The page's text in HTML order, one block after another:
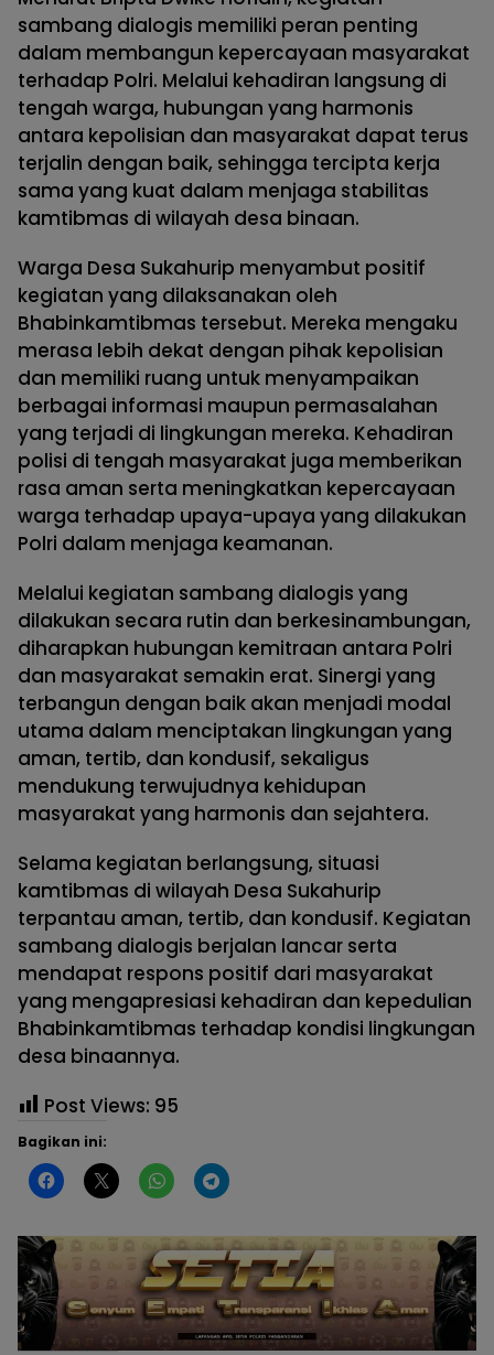
sambang dialogis memiliki peran penting
dalam membangun kepercayaan masyarakat
terhadap Polri. Melalui kehadiran langsung di
tengah warga, hubungan yang harmonis
antara kepolisian dan masyarakat dapat terus
terjalin dengan baik, sehingga tercipta kerja
sama yang kuat dalam menjaga stabilitas
kamtibmas di wilayah desa binaan.
Warga Desa Sukahurip menyambut positif
kegiatan yang dilaksanakan oleh
Bhabinkamtibmas tersebut. Mereka mengaku
merasa lebih dekat dengan pihak kepolisian
dan memiliki ruang untuk menyampaikan
berbagai informasi maupun permasalahan
yang terjadi di lingkungan mereka. Kehadiran
polisi di tengah masyarakat juga memberikan
rasa aman serta meningkatkan kepercayaan
warga terhadap upaya-upaya yang dilakukan
Polri dalam menjaga keamanan.
Melalui kegiatan sambang dialogis yang
dilakukan secara rutin dan berkesinambungan,
diharapkan hubungan kemitraan antara Polri
dan masyarakat semakin erat. Sinergi yang
terbangun dengan baik akan menjadi modal
utama dalam menciptakan lingkungan yang
aman, tertib, dan kondusif, sekaligus
mendukung terwujudnya kehidupan
masyarakat yang harmonis dan sejahtera.
Selama kegiatan berlangsung, situasi
kamtibmas di wilayah Desa Sukahurip
terpantau aman, tertib, dan kondusif. Kegiatan
sambang dialogis berjalan lancar serta
mendapat respons positif dari masyarakat
yang mengapresiasi kehadiran dan kepedulian
Bhabinkamtibmas terhadap kondisi lingkungan
desa binaannya.
Post Views: 95
Bagikan ini: